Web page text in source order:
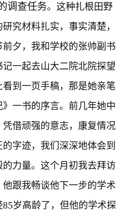
调查任务。这种扎根田野
究材料扎实，事实清楚，
夕，我和学校的张帅副书
一起去山大二院北院探望
到一页手稿，那是她亲笔
一书的序言。前几年她中
借顽强的意志，康复情况
字迹，我们深深地体会到
力量。这个月初我去拜访
跟我畅谈他下一步的学术
85岁高龄了，但他的学术探